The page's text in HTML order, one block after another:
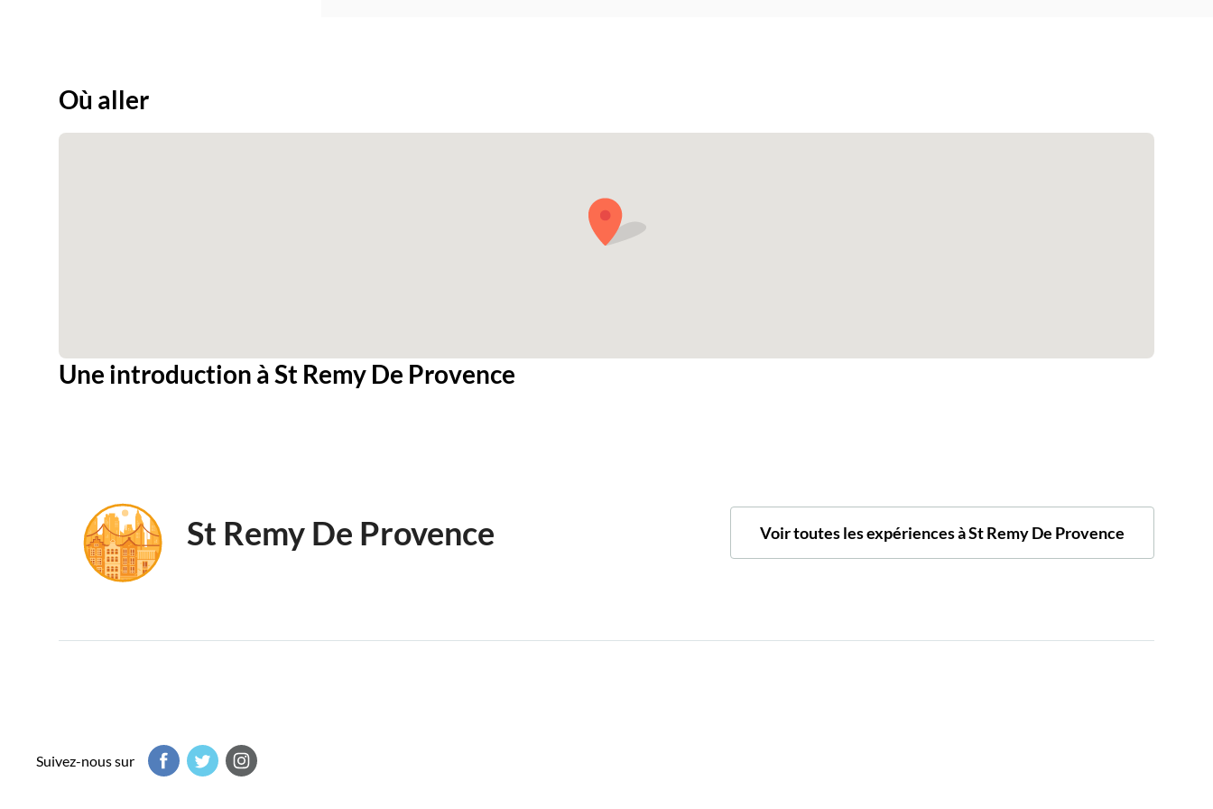
Où aller
Une introduction à St Remy De Provence
St Remy De Provence Voir toutes les expériences à St Remy De Provence
Suivez-nous sur